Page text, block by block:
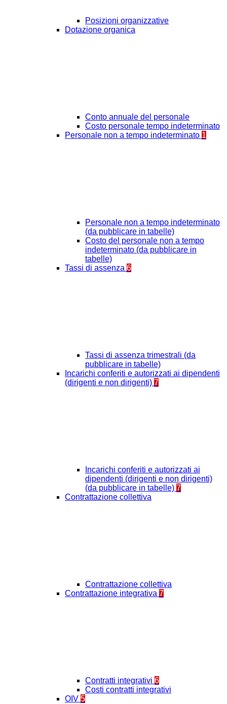
Posizioni organizzative
Dotazione organica
Conto annuale del personale
Costo personale tempo indeterminato
Personale non a tempo indeterminato 1
Personale non a tempo indeterminato
(da pubblicare in tabelle)
Costo del personale non a tempo
indeterminato (da pubblicare in
tabelle)
Tassi di assenza 6
Tassi di assenza trimestrali (da
pubblicare in tabelle)
Incarichi conferiti e autorizzati ai dipendenti
(dirigenti e non dirigenti) 7
Incarichi conferiti e autorizzati ai
dipendenti (dirigenti e non dirigenti)
(da pubblicare in tabelle) 7
Contrattazione collettiva
Contrattazione collettiva
Contrattazione integrativa 7
Contratti integrativi 6
Costi contratti integrativi
OIV 5